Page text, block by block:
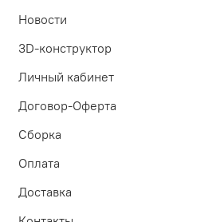
Новости
3D-конструктор
Личный кабинет
Договор-Оферта
Сборка
Оплата
Доставка